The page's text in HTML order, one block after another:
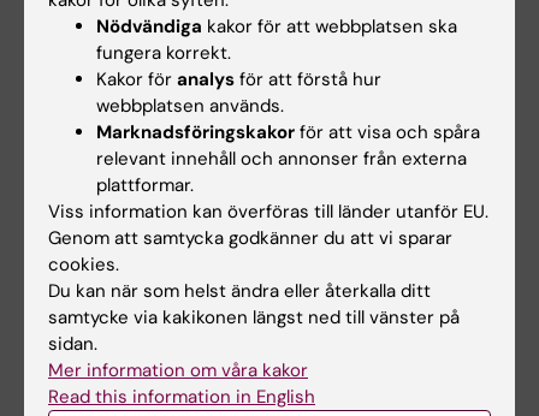
Innehållsgranskare:
Christian Göritz
Daniel Holl
Sidan uppdaterad:2026-05-11
Dela
Letade du efter
Strategic research area in Stem Cell research and
Regenerative Medicine (StratR…
Nödvändiga kakor för att webbplatsen ska
fungera korrekt.
Kakor för analys för att förstå hur
webbplatsen används.
Marknadsföringskakor för att visa och spåra
relevant innehåll och annonser från externa
plattformar.
Viss information kan överföras till länder utanför EU.
Genom att samtycka godkänner du att vi sparar
cookies.
Du kan när som helst ändra eller återkalla ditt
samtycke via kakikonen längst ned till vänster på
sidan.
Mer information om våra kakor
Read this information in English